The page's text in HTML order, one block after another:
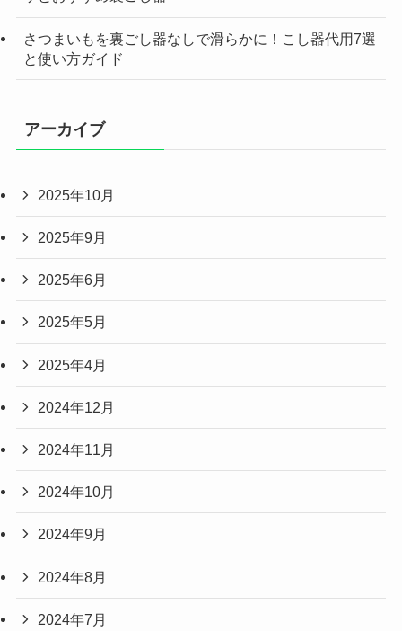
さつまいもを裏ごし器なしで滑らかに！こし器代用7選
と使い方ガイド
アーカイブ
2025年10月
2025年9月
2025年6月
2025年5月
2025年4月
2024年12月
2024年11月
2024年10月
2024年9月
2024年8月
2024年7月